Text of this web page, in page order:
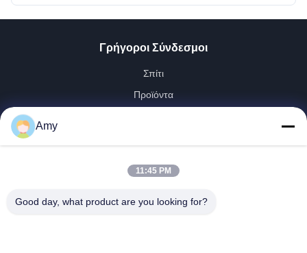
Γρήγοροι Σύνδεσμοι
Σπίτι
Προϊόντα
Γύρος Εργοστασίων
Ποιοτικός Έλεγχος
Amy
11:45 PM
Good day, what product are you looking for?